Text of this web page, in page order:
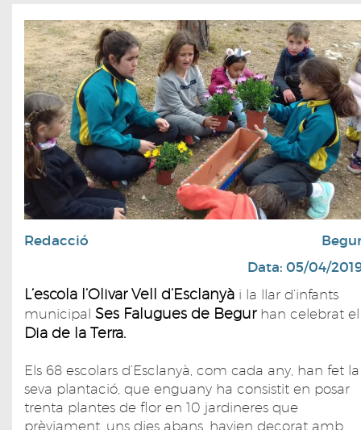
Redacció
Data: 05/04/
L’escola l’Olivar Vell d’Esclanyà i la llar d’infants
municipal Ses Falugues de Begurhan celebrat el
Dia de la Terra.
Els 68 escolars d’Esclanyà, com cada any, han fet la
seva plantació, que enguany ha consistit en posar
trenta plantes de flor en 10 jardineres que
prèviament, uns dies abans, havien decorat amb